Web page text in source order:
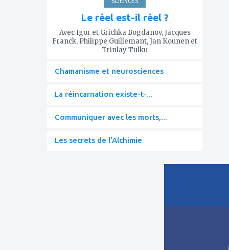
Le réel est-il réel ?
Avec Igor et Grichka Bogdanov, Jacques
Franck, Philippe Guillemant, Jan Kounen et
Trinlay Tulku
Chamanisme et neurosciences
La réincarnation existe-t-...
Communiquer avec les morts,...
Les secrets de l'Alchimie